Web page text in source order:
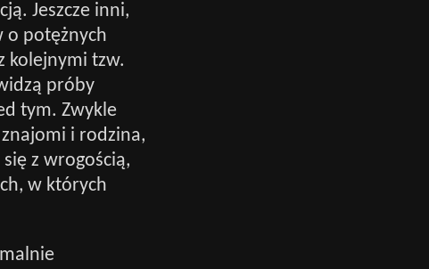
Jeszcze inni,
o potężnych
kolejnymi tzw.
próby
tym. Zwykle
i rodzina,
z wrogością,
w których